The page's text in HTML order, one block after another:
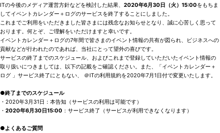
ITの今後のメディア運営方針などを検討した結果、 2020年6月30日（火）15:00をもちま
してイベントカレンダー＋ログのサービスを終了することにしました。
これまでご利用をいただきました皆さまには残念なお知らせとなり、誠に心苦しく思って
おります。何とぞ、ご理解をいただけますと幸いです。
イベントカレンダー＋ログの7年間で皆さまのイベント情報の共有が図られ、ビジネスへの
貢献などが行われたのであれば、当社にとって望外の喜びです。
サービスの終了までのスケジュール、およびこれまで登録していただいたイベント情報の
取り扱いにつきましては、以下の記載をご確認ください。また、「イベントカレンダー＋
ログ 」サービス終了にともない、 ＠ITの利用規約を2020年7月1日付で変更いたします。
●終了までのスケジュール
・2020年3月31日：本告知（サービスの利用は可能です）
・ 2020年6月30日15:00 ：サービス終了（サービスが利用できなくなります）
●よくあるご質問